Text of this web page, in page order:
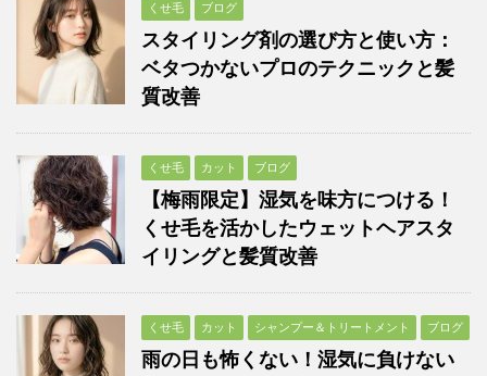
くせ毛 ブログ
スタイリング剤の選び方と使い方：
ベタつかないプロのテクニックと髪
質改善
くせ毛 カット ブログ
【梅雨限定】湿気を味方につける！
くせ毛を活かしたウェットヘアスタ
イリングと髪質改善
くせ毛 カット シャンプー＆トリートメント ブログ
雨の日も怖くない！湿気に負けない